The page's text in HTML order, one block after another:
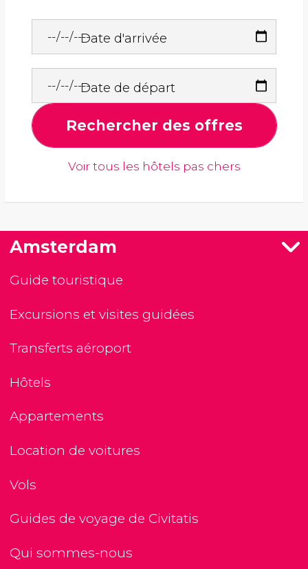
Date d'arrivée
Date de départ
Rechercher des offres
Voir tous les hôtels pas chers
Amsterdam
Guide touristique
Excursions et visites guidées
Transferts aéroport
Hôtels
Appartements
Location de voitures
Vols
Guides de voyage de Civitatis
Qui sommes-nous